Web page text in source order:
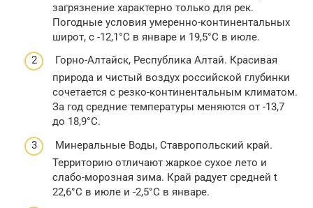
загрязнение характерно только для рек.
Погодные условия умеренно-континентальных
широт, с -12,1°С в январе и 19,5°С в июле.
Горно-Алтайск, Республика Алтай. Красивая
природа и чистый воздух российской глубинки
сочетается с резко-континентальным климатом.
За год средние температуры меняются от -13,7
до 18,9°С.
Минеральные Воды, Ставропольский край.
Территорию отличают жаркое сухое лето и
слабо-морозная зима. Край радует средней t
22,6°С в июле и -2,5°С в январе.